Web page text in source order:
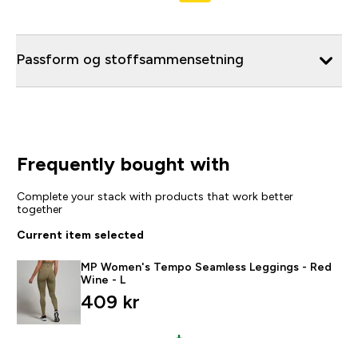
Passform og stoffsammensetning
Frequently bought with
Complete your stack with products that work better
together
Current item selected
MP Women's Tempo Seamless Leggings - Red
Wine - L
409 kr‎